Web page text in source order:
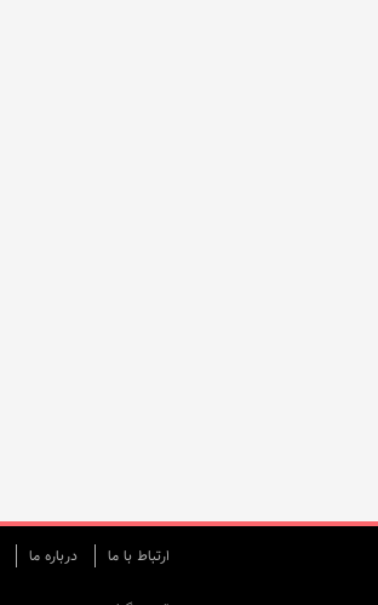
ارتباط با ما درباره ما